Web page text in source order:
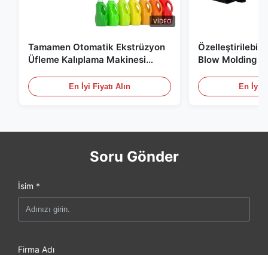
VIDEO
Tamamen Otomatik Ekstrüzyon
Üfleme Kalıplama Makinesi
Makinesi
En İyi Fiyatı Alın
Blow Molding
Molding
En İyi
Soru Gönder
İsim *
Firma Adı